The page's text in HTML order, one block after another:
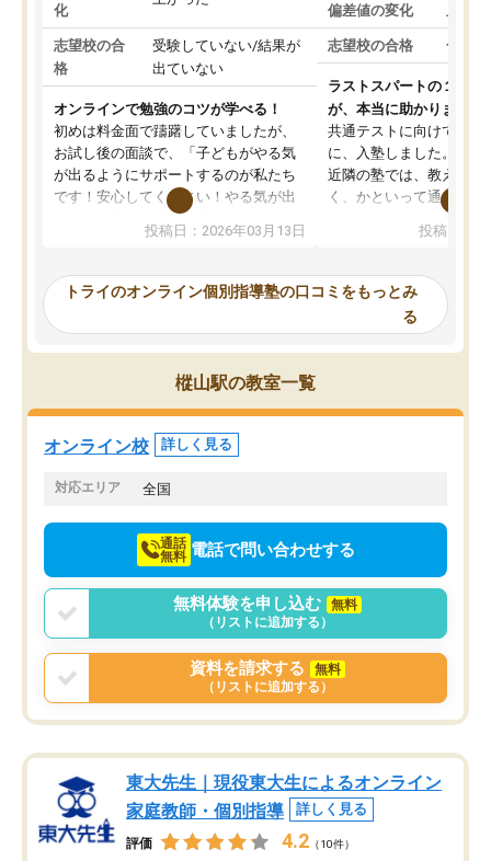
化
志望校の合
格
受験していない/結果が
出ていない
オンラインで勉強のコツが学べる！
初めは料金面で躊躇していましたが、
お試し後の面談で、「子どもがやる気
が出るようにサポートするのが私たち
です！安心してください！やる気が出
ないのは私たち講師の責任です」と言
ってくださり、確かに！と考えて、思
ったんですが、学生の先生から学ぶこ
み、徐々に成績が上がったらいいなと
思っていました。何が今足りないのか
を的確に指導いただき、子どももびっ
くりするほど楽しんでやる気を持って
塾を受けています。狙い通り、少しず
つ成績も上がり、苦手意識も無くなっ
てきたので、さらに苦手な数学も追加
でお願いしました。来年の高校受験に
投稿日：2026年03月13日
偏差値の変化 上が
志望校の合格 合格
ラストスパートの１か月
が、本当に助かりました
共通テストに向けての追
に、入塾しました。田舎
近隣の塾では、教えても
く、かといって通うには
可能なので本当に助か
らないところをピンポイ
頂いて、とてもわかり
していました。一生を
スト、多少お金がかかっ
投稿日：
トライのオンライン個別指導塾の口コミをもっとみ
る
樅山駅の教室一覧
オンライン校 詳しく見る
対応エリア 全国
通話
無料 電話で問い合わせする
無料体験を申し込む
無料
（リストに追加する）
資料を請求する
無料
（リストに追加する）
東大先生｜現役東大生によるオンライン
家庭教師・個別指導
詳しく見る
評価 4.2 （10件）